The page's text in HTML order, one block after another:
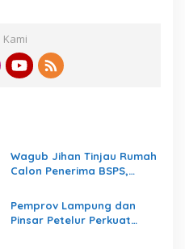
Kami
Wagub Jihan Tinjau Rumah
Calon Penerima BSPS,
Kualitas Hunian Warga dan
Serap Aspirasi Masyarakat
Pemprov Lampung dan
Pinsar Petelur Perkuat